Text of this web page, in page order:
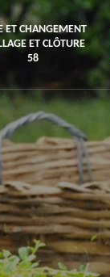
ET CHANGEMENT
ET CLÔTURE
58